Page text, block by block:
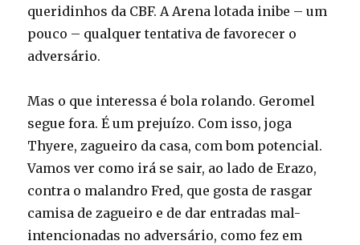
queridinhos da CBF. A Arena lotada inibe – um
pouco – qualquer tentativa de favorecer o
adversário.
Mas o que interessa é bola rolando. Geromel
segue fora. É um prejuízo. Com isso, joga
Thyere, zagueiro da casa, com bom potencial.
Vamos ver como irá se sair, ao lado de Erazo,
contra o malandro Fred, que gosta de rasgar
camisa de zagueiro e de dar entradas mal-
intencionadas no adversário, como fez em